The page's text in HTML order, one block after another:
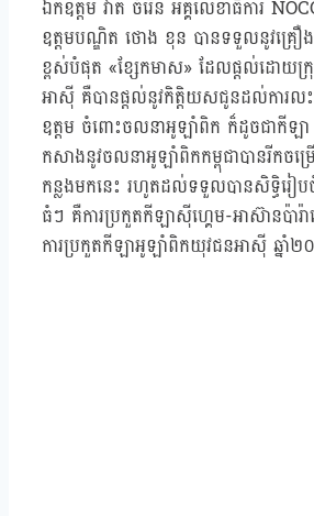
ឯកឧត្ដម វ៉ាត់ ចំរើន អគ្គលេខាធិការ
ឧត្តមបណ្ឌិត ថោង ខុន បានទទួលនូវគ្រឿ
ខ្ពស់បំផុត «ខ្សែកមាស» ដែលផ្ដល់ដោយក្
អាស៊ី គឺបានផ្ដល់នូវកិត្តិយសជូនដល់ការល
ឧត្តម ចំពោះចលនាអូឡាំពិក ក៏ដូចជាកីឡា
កសាងនូវចលនាអូឡាំពិកកម្ពុជាបានរីកចម្រ
កន្លងមកនេះ រហូតដល់ទទួលបានសិទ្ធិរៀបចំ
ធំៗ គឺការប្រកួតកីឡាស៊ីហ្គេម-អាស៊ានប៉ារ៉
ការប្រកួតកីឡាអូឡាំពិកយុវជនអាស៊ី ឆ្នាំ